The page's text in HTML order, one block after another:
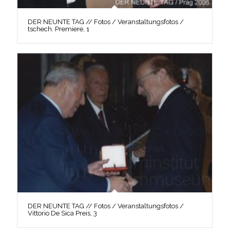
DER NEUNTE TAG // Fotos / Veranstaltungsfotos /
tschech. Premiere, 1
DER NEUNTE TAG // Fotos / Veranstaltungsfotos /
Vittorio De Sica Preis, 3